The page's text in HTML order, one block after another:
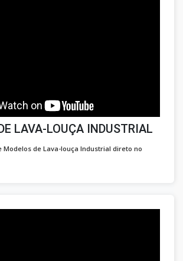
LAVA-LOUÇA INDUSTRIAL
Modelos de Lava-louça Industrial direto no